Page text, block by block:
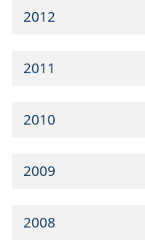
2012
2011
2010
2009
2008